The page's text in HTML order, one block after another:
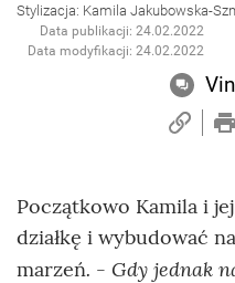
Stylizacja: Kamila Jakubowska-
Data publikacji: 24.02.2022
Data modyfikacji: 24.02.2022
Początkowo Kamila i
działkę i wybudować
marzeń. - Gdy jednak